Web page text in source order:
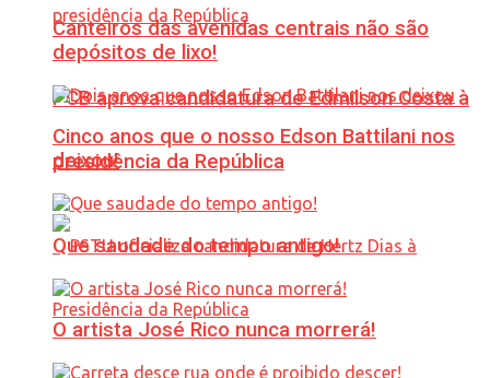
PCB aprova candidatura de Edmilson Costa à
presidência da República
Canteiros das avenidas centrais não são
depósitos de lixo!
Cinco anos que o nosso Edson Battilani nos
deixou!
Que saudade do tempo antigo!
O artista José Rico nunca morrerá!